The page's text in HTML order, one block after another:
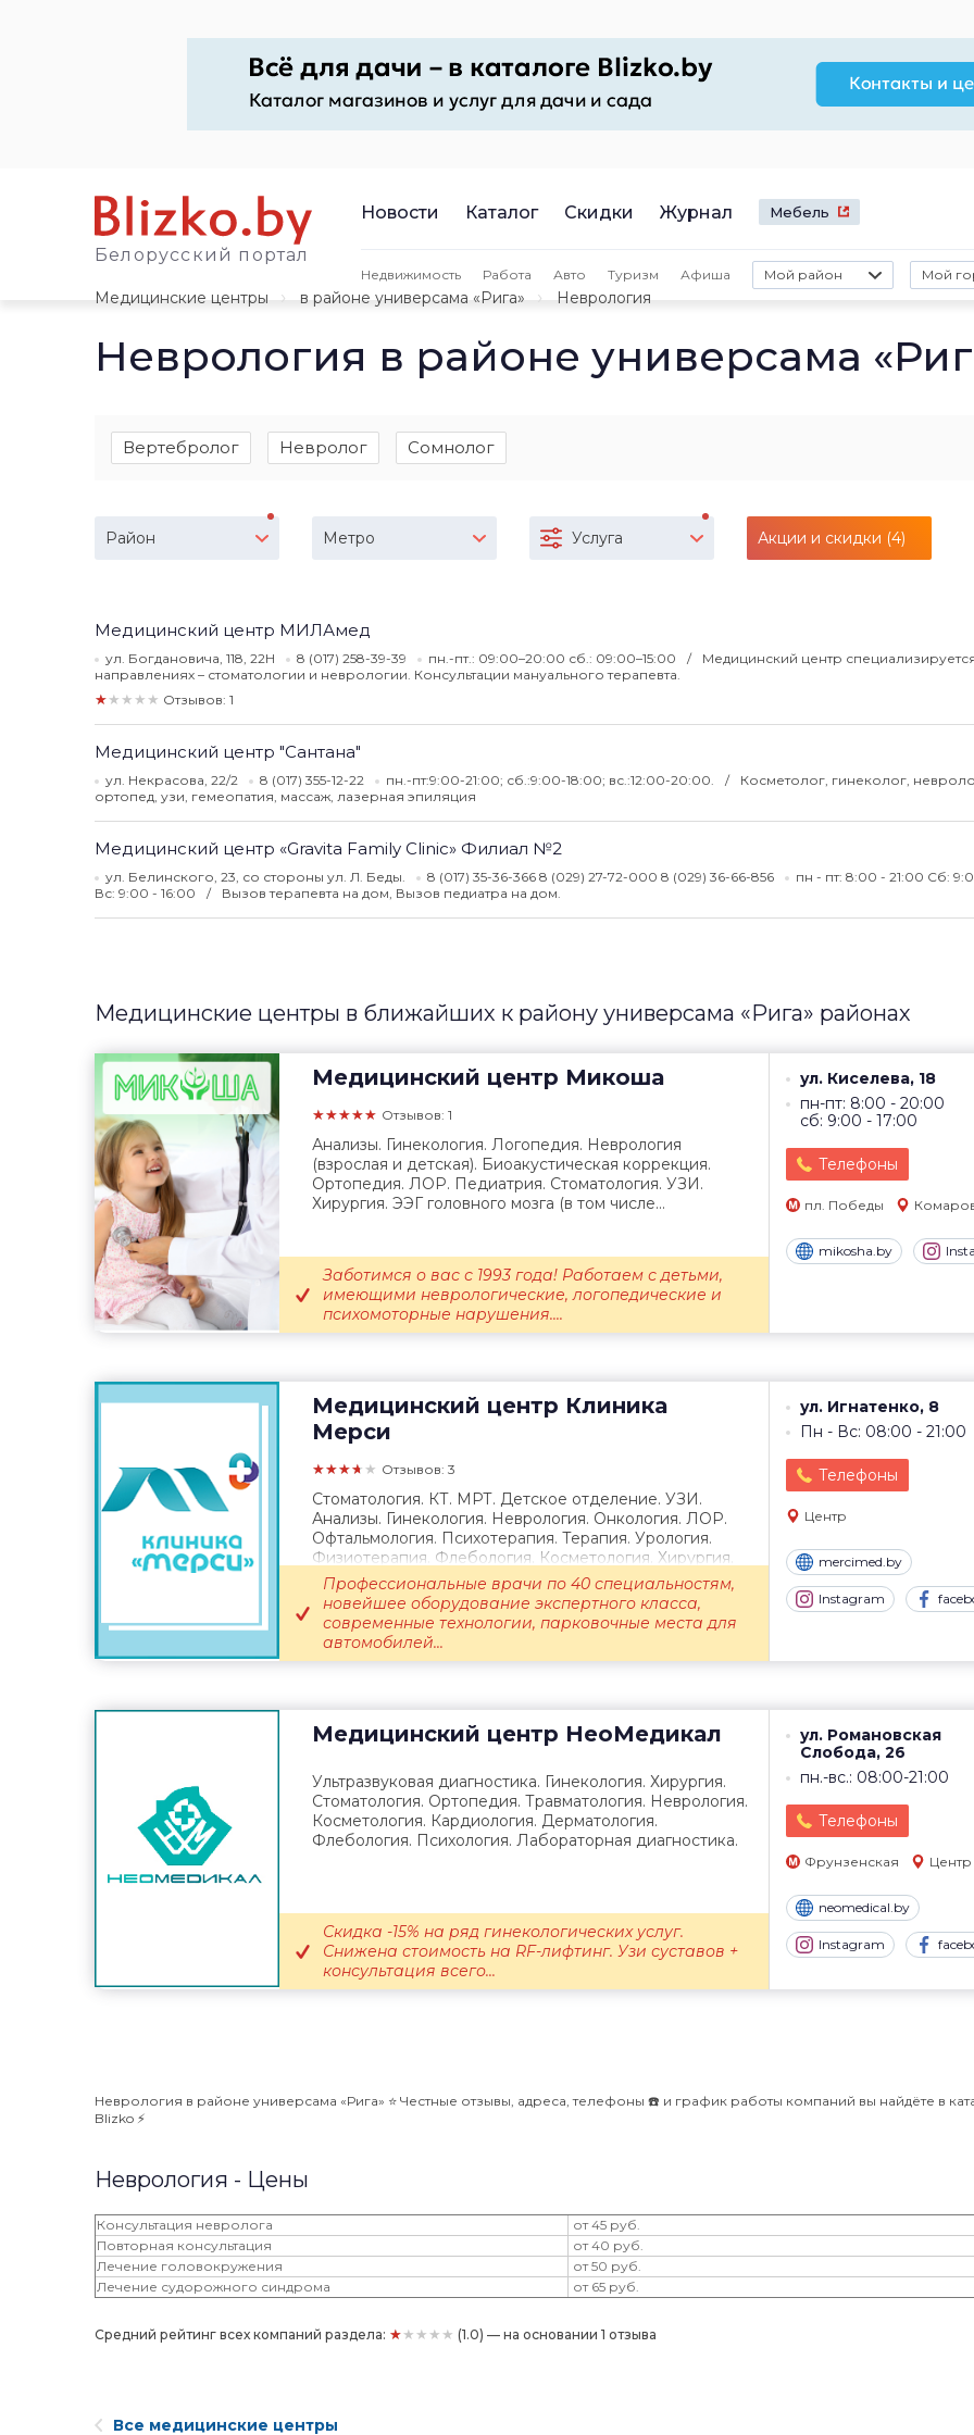
Белорусский портал
Новости Каталог Скидки Журнал Мебель
Недвижимость Работа Авто Туризм Афиша Мой район Мой
Медицинские центры
в районе универсама «Рига» Неврология
Неврология в районе универсама
Вертебролог Невролог Сомнолог
Район Метро Услуга Акции и скидки (4)
Медицинский центр МИЛАмед
ул. Богдановича, 118, 22Н 8 (017) 258-39-39 пн.-пт.: 09:00–20:00 сб.: 09:00–15:00
Медицинский центр
направлениях – стоматологии и неврологии. Консультации мануального терапевта.
★★★★★ Отзывов: 1
Медицинский центр "Сантана"
ул. Некрасова, 22/2 8 (017) 355-12-22 пн.-пт:9:00-21:00; сб.:9:00-18:00; вс.:12:00-20:00.
Косметолог, гинеколог,
ортопед, узи, гемеопатия, массаж, лазерная эпиляция
Медицинский центр «Gravita Family Clinic» Филиал №2
ул. Белинского, 23, со стороны ул. Л. Беды. 8 (017) 35-36-366 8 (029) 27-72-000 8 (029) 36-66-856
пн - пт: 8:00 - 21:00 Cб:
Вс: 9:00 - 16:00
Вызов терапевта на дом, Вызов педиатра на дом.
Медицинские центры в ближайших к району универсама «Рига» районах
Медицинский центр Микоша
★★★★★ Отзывов: 1
ул. Киселева, 18
пн-пт: 8:00 - 20:00
сб: 9:00 - 17:00
Телефоны
пл. Победы
mikosha.by
Анализы. Гинекология. Логопедия. Неврология
(взрослая и детская). Биоакустическая коррекция.
Ортопедия. ЛОР. Педиатрия. Стоматология. УЗИ.
Хирургия. ЭЭГ головного мозга (в том числе...
Заботимся о вас с 1993 года! Работаем с детьми,
имеющими неврологические, логопедические и
психомоторные нарушения....
Медицинский центр Клиника
Мерси
★★★★★ Отзывов: 3
ул. Игнатенко, 8
Пн - Вс: 08:00 - 21:00
Телефоны
Центр
mercimed.by
Instagram
Стоматология. КТ. МРТ. Детское отделение. УЗИ.
Анализы. Гинекология. Неврология. Онкология. ЛОР.
Офтальмология. Психотерапия. Терапия. Урология.
Физиотерапия. Флебология. Косметология. Хирургия.
Выезд врача...
Профессиональные врачи по 40 специальностям,
новейшее оборудование экспертного класса,
современные технологии, парковочные места для
автомобилей...
Медицинский центр НеоМедикал
ул. Романовская
Слобода, 26
пн.-вс.: 08:00-21:00
Телефоны
Фрунзенская Центр
neomedical.by
Instagram
Ультразвуковая диагностика. Гинекология. Хирургия.
Стоматология. Ортопедия. Травматология. Неврология.
Косметология. Кардиология. Дерматология.
Флебология. Психология. Лабораторная диагностика.
Скидка -15% на ряд гинекологических услуг.
Снижена стоимость на RF-лифтинг. Узи суставов +
консультация всего...
Неврология в районе универсама «Рига» ⭐️ Честные отзывы, адреса, телефоны ☎️ и график работы компаний вы найдёте в
Blizko ⚡️
Неврология - Цены
Консультация невролога
от 45 руб.
Повторная консультация
от 40 руб.
Лечение головокружения
от 50 руб.
Лечение судорожного синдрома
от 65 руб.
Средний рейтинг всех компаний раздела: ★★★★★ (1.0) — на основании 1 отзыва
Все медицинские центры